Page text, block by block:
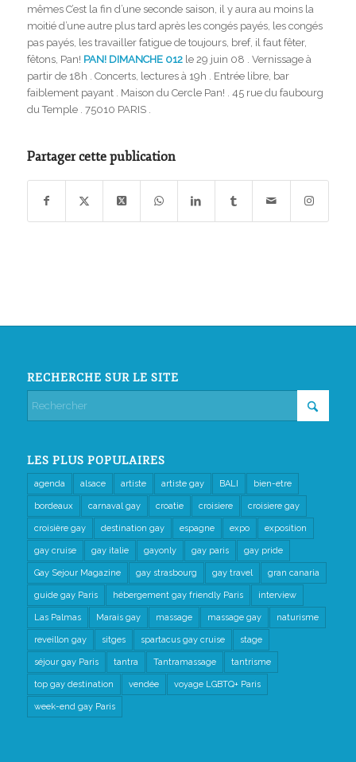
mêmes C’est la fin d’une seconde saison, il y aura au moins la
moitié d’une autre plus tard après les congés payés, les congés
pas payés, les travailler fatigue de toujours, bref, il faut fêter,
fêtons, Pan! PAN! DIMANCHE 012le 29 juin 08 . Vernissage à
partir de 18h . Concerts, lectures à 19h . Entrée libre, bar
faiblement payant . Maison du Cercle Pan! . 45 rue du faubourg
du Temple . 75010 PARIS .
Partager cette publication
RECHERCHE SUR LE SITE
LES PLUS POPULAIRES
agenda alsace artiste artiste gay BALI bien-etre
bordeaux carnaval gay croatie croisiere croisiere gay
croisière gay destination gay espagne expo exposition
gay cruise gay italie gayonly gay paris gay pride
Gay Sejour Magazine gay strasbourg gay travel gran canaria
guide gay Paris hébergement gay friendly Paris interview
Las Palmas Marais gay massage massage gay naturisme
reveillon gay sitges spartacus gay cruise stage
séjour gay Paris tantra Tantramassage tantrisme
top gay destination vendée voyage LGBTQ+ Paris
week-end gay Paris